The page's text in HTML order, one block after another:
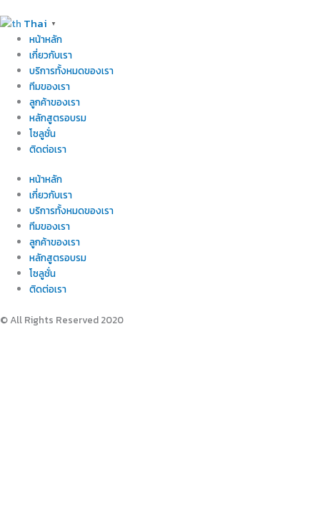
Thai ▼
หน้าหลัก
เกี่ยวกับเรา
บริการทั้งหมดของเรา
ทีมของเรา
ลูกค้าของเรา
หลักสูตรอบรม
โซลูชั่น
ติดต่อเรา
หน้าหลัก
เกี่ยวกับเรา
บริการทั้งหมดของเรา
ทีมของเรา
ลูกค้าของเรา
หลักสูตรอบรม
โซลูชั่น
ติดต่อเรา
© All Rights Reserved 2020